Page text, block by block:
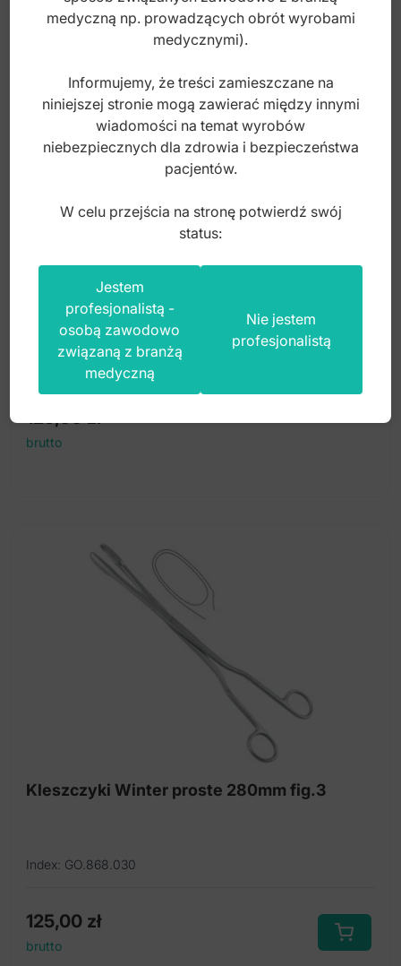
Kleszczyki Winter proste 280mm fig.2
Index: GO.868.020
brutto
Kleszczyki Winter proste 280mm fig.3
Index: GO.868.030
125,00 zł
brutto
medyczną np. prowadzących obrót wyrobami
medycznymi).
Informujemy, że treści zamieszczane na
niniejszej stronie mogą zawierać między innymi
wiadomości na temat wyrobów
niebezpiecznych dla zdrowia i bezpieczeństwa
pacjentów.
W celu przejścia na stronę potwierdź swój
status:
Jestem
profesjonalistą -
osobą zawodowo
związaną z branżą
medyczną
Nie jestem
profesjonalistą